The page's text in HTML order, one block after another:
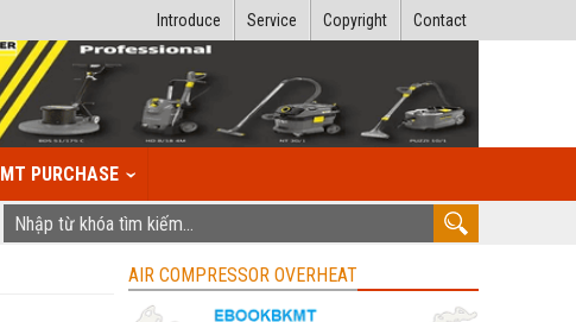
Contact
Copyright
Service
Introduce
MT PURCHASE
AIR COMPRESSOR OVERHEAT